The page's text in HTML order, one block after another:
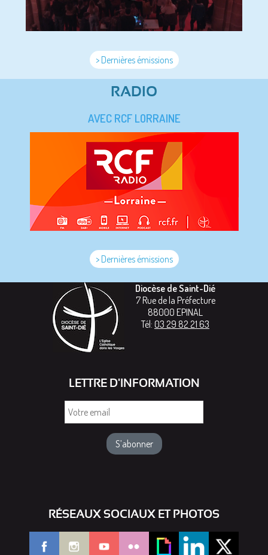
> Dernières émissions
RADIO
AVEC RCF LORRAINE
> Dernières émissions
Diocèse de Saint-Dié
7 Rue de la Préfecture
88000 EPINAL
Tél: 03 29 82 21 63
LETTRE D'INFORMATION
RÉSEAUX SOCIAUX ET PHOTOS